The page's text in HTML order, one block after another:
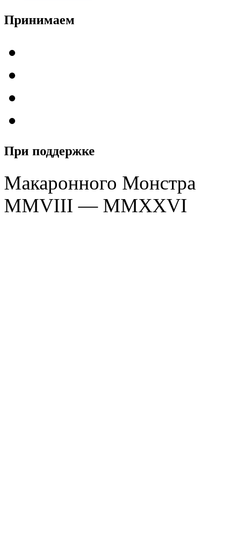
Принимаем
При поддержке
Макаронного Монстра
MMVIII — MMXXVI